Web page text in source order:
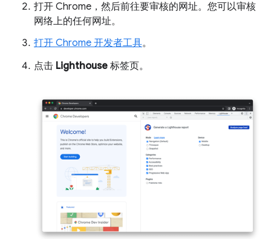
打开 Chrome，然后前往要审核的网址。您可以审核
网络上的任何网址。
打开 Chrome 开发者工具。
点击 Lighthouse 标签页。